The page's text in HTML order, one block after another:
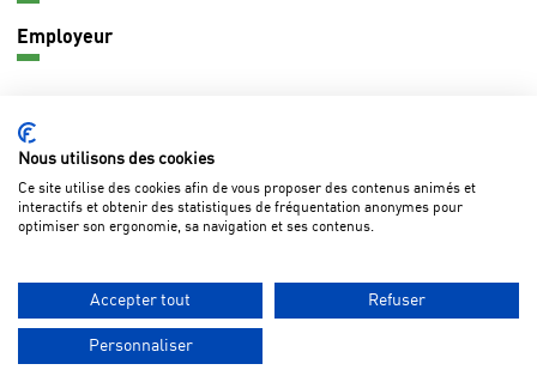
Employeur
page
Mentions légales Données personnelles
Accessibilité - non conforme
Nous utilisons des cookies
Ce site utilise des cookies afin de vous proposer des contenus animés et
interactifs et obtenir des statistiques de fréquentation anonymes pour
optimiser son ergonomie, sa navigation et ses contenus.
Accepter tout Refuser
Personnaliser